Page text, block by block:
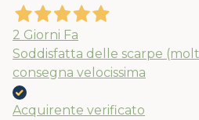
2 Giorni Fa
Soddisfatta delle scarpe
consegna velocissima
Acquirente verificato